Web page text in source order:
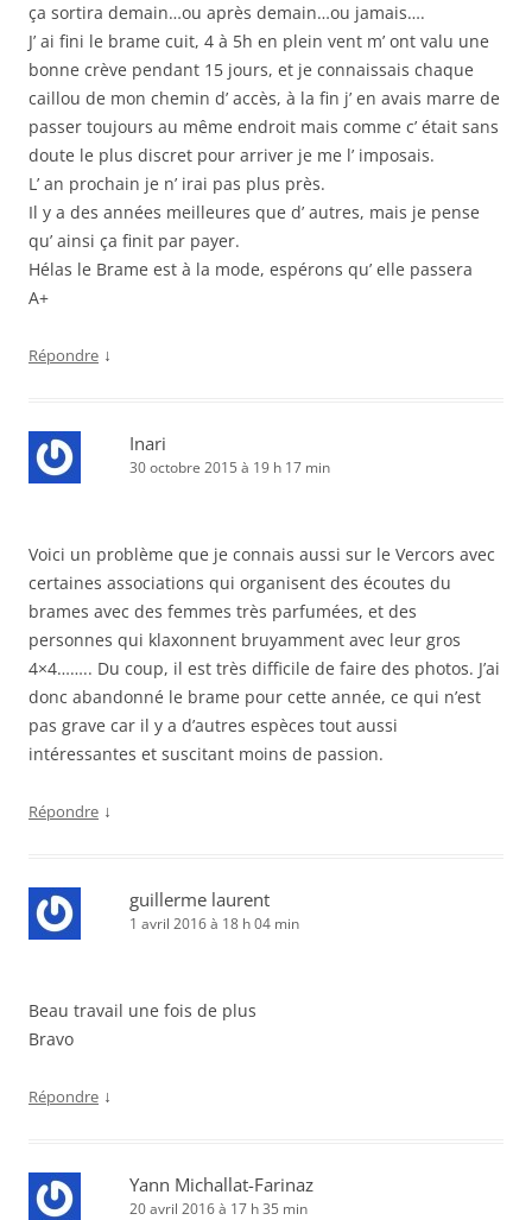
ça sortira demain…ou après demain…ou jamais….
J’ ai fini le brame cuit, 4 à 5h en plein vent m’ ont valu une
bonne crève pendant 15 jours, et je connaissais chaque
caillou de mon chemin d’ accès, à la fin j’ en avais marre de
passer toujours au même endroit mais comme c’ était sans
doute le plus discret pour arriver je me l’ imposais.
L’ an prochain je n’ irai pas plus près.
Il y a des années meilleures que d’ autres, mais je pense
qu’ ainsi ça finit par payer.
Hélas le Brame est à la mode, espérons qu’ elle passera
A+
Répondre ↓
Inari
30 octobre 2015 à 19 h 17 min
Voici un problème que je connais aussi sur le Vercors avec
certaines associations qui organisent des écoutes du
brames avec des femmes très parfumées, et des
personnes qui klaxonnent bruyamment avec leur gros
4×4…….. Du coup, il est très difficile de faire des photos. J’ai
donc abandonné le brame pour cette année, ce qui n’est
pas grave car il y a d’autres espèces tout aussi
intéressantes et suscitant moins de passion.
Répondre ↓
guillerme laurent
1 avril 2016 à 18 h 04 min
Beau travail une fois de plus
Bravo
Répondre ↓
Yann Michallat-Farinaz
20 avril 2016 à 17 h 35 min